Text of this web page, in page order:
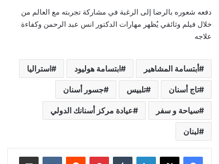
دفعه شعوره بالرضا إلى الرغبة في مشاركة تجربته مع العالم من
خلال فيلم وثائقي يُظهر مهارات الدكتور انس عبد الرحمن وكفاءة
علاجه
أبتسامة المشاهير ابتسامة هوليود استراليا
تاج أسنان تلبيس جسور أسنان
سياحة و سفر عيادة مركز أسنانك الدولي
لبنان
لينكدإن بينتيريست مشاركة عبر البريد